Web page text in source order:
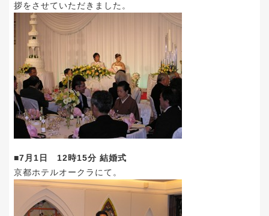
拶をさせていただきました。
■7月1日 12時15分 結婚式
京都ホテルオークラにて。